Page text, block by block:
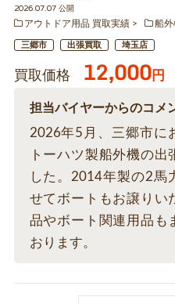
2026.07.07 公開
アウトドア用品 買取実績
船外
三郷市 出張買取 埼玉店
買取価格 12,000円
担当バイヤーからのコメ
2026年5月、三郷市に
トーハツ製船外機の
した。2014年製の2馬
せてボートもお譲りい
品やボート関連用品も
おります。